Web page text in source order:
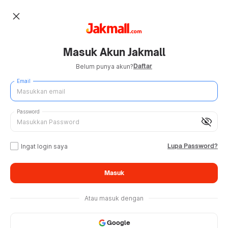
close
Masuk Akun Jakmall
Belum punya akun?Daftar
Email
visibility_off
Password
Ingat login saya Lupa Password?
Masuk
Atau masuk dengan
Google